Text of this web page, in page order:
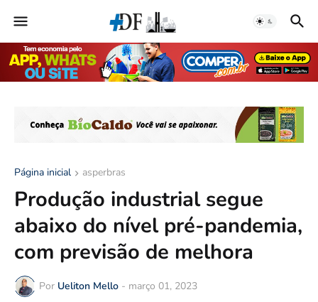
Página inicial asperbras
Produção industrial segue
abaixo do nível pré-pandemia,
com previsão de melhora
Por Ueliton Mello - março 01, 2023